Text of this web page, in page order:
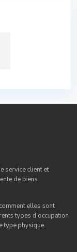
service client et
de biens
elles sont
types d’occupation
type physique.